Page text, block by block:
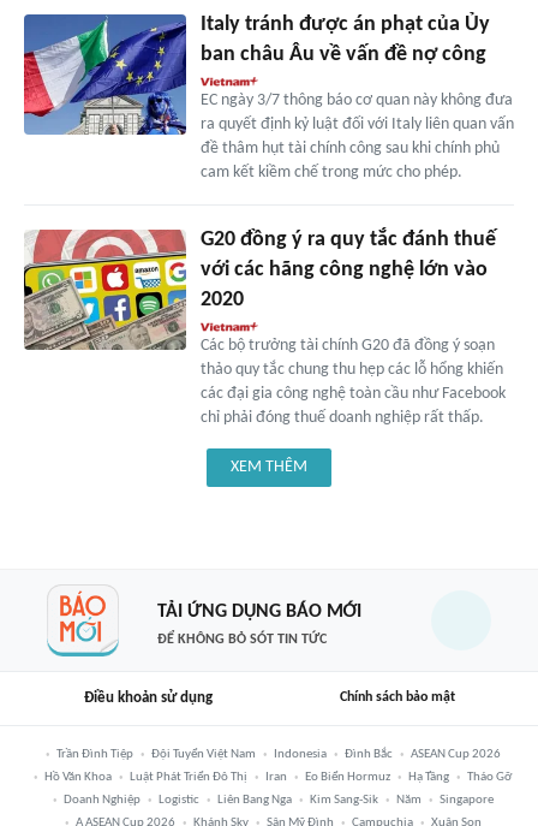
Italy tránh được án phạt của Ủy
ban châu Âu về vấn đề nợ công
EC ngày 3/7 thông báo cơ quan này không đưa
ra quyết định kỷ luật đối với Italy liên quan vấn
đề thâm hụt tài chính công sau khi chính phủ
cam kết kiềm chế trong mức cho phép.
G20 đồng ý ra quy tắc đánh thuế
với các hãng công nghệ lớn vào
2020
Các bộ trưởng tài chính G20 đã đồng ý soạn
thảo quy tắc chung thu hẹp các lỗ hổng khiến
các đại gia công nghệ toàn cầu như Facebook
chỉ phải đóng thuế doanh nghiệp rất thấp.
XEM THÊM
TẢI ỨNG DỤNG BÁO MỚI
ĐỂ KHÔNG BỎ SÓT TIN TỨC
Điều khoản sử dụng Chính sách bảo mật
Trần Đình Tiệp Đội Tuyển Việt Nam Indonesia Đình Bắc
ASEAN Cup 2026
Hồ Văn Khoa
Luật Phát Triển Đô Thị Iran Eo Biển Hormuz Hạ Tầng
Tháo Gỡ
Doanh Nghiệp
Logistic Liên Bang Nga Kim Sang-Sik Năm
Singapore
A ASEAN Cup 2026
Khánh Sky Sân Mỹ Đình Campuchia Xuân Son